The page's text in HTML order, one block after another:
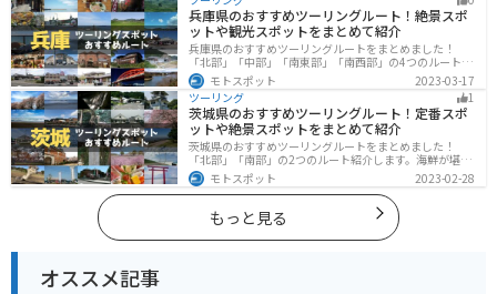
クで福岡県にツーリングに行く際は参考にしてくださ
い。
兵庫県のおすすめツーリングルート！絶景スポ
ットや観光スポットをまとめて紹介
兵庫県のおすすめツーリングルートをまとめました！
「北部」「中部」「南東部」「南西部」の4つのルート紹
介します。自然豊かな山を堪能できる北部と中部、街中
で海辺の南部と違った楽しみ方ができます。バイクで兵
庫県にツーリングに行く際は参考にしてください。
モトスポット
2023-03-17
ツーリング
1
茨城県のおすすめツーリングルート！定番スポ
ットや絶景スポットをまとめて紹介
茨城県のおすすめツーリングルートをまとめました！
「北部」「南部」の2つのルート紹介します。海鮮が堪能
できる港や梅の景勝地、自然豊かな山々があるのでツー
リングにもってこいです。バイクで茨城県にツーリング
に行く際は参考にしてください。
モトスポット 2023-02-28
もっと見る
オススメ記事